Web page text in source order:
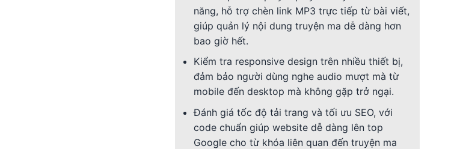
năng, hỗ trợ chèn link MP3 trực tiếp từ bài viết,
giúp quản lý nội dung truyện ma dễ dàng hơn
bao giờ hết.
Kiểm tra responsive design trên nhiều thiết bị,
đảm bảo người dùng nghe audio mượt mà từ
mobile đến desktop mà không gặp trở ngại.
Đánh giá tốc độ tải trang và tối ưu SEO, với
code chuẩn giúp website dễ dàng lên top
Google cho từ khóa liên quan đến truyện ma